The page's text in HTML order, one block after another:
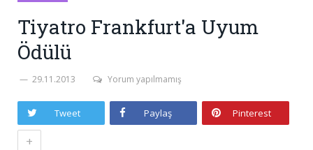
Tiyatro Frankfurt'a Uyum
Ödülü
29.11.2013 Yorum yapılmamış
Tweet Paylaş Pinterest
+